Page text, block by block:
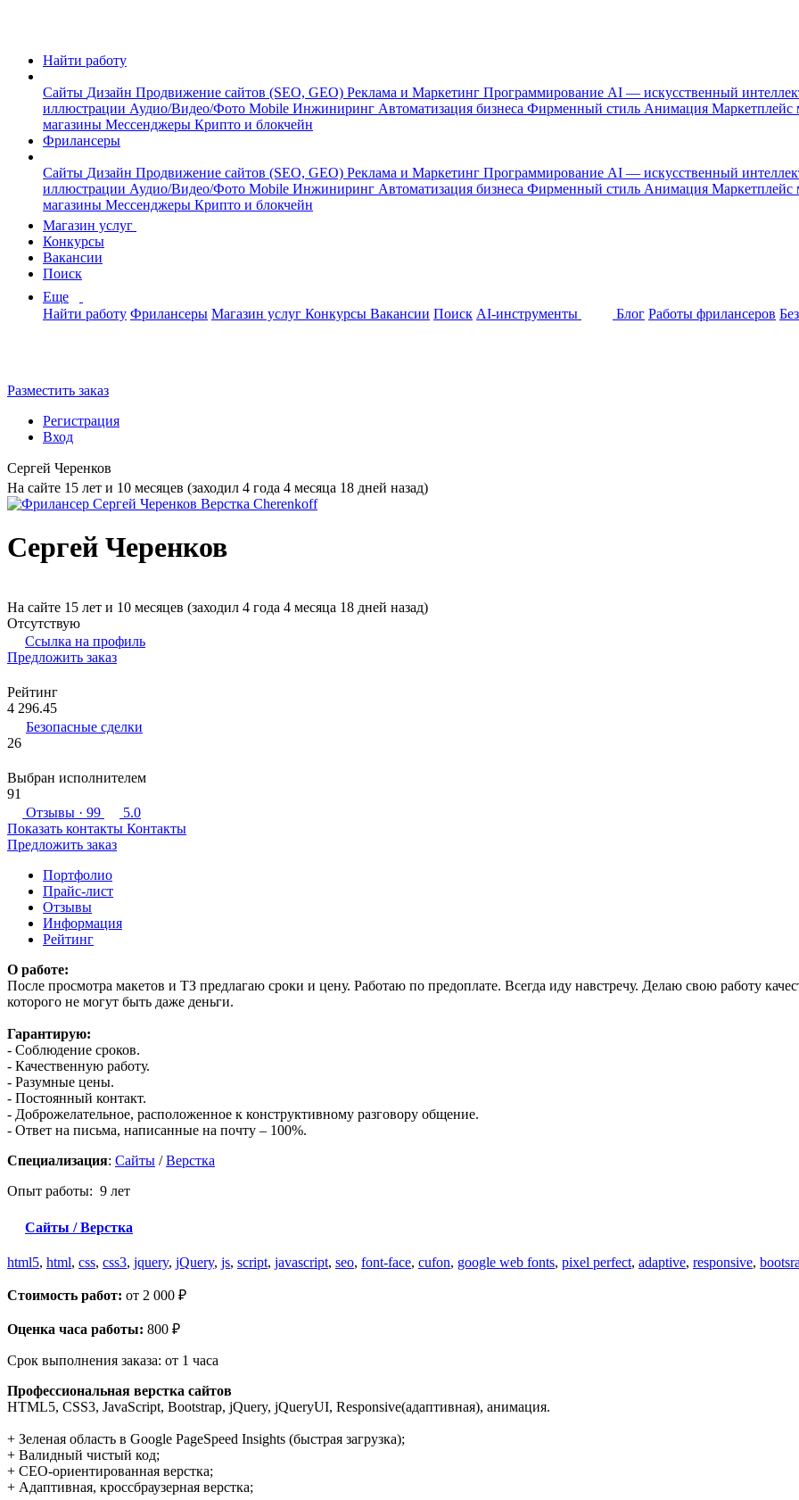
Найти работу
Сайты Дизайн Продвижение сайтов (SEO, GEO) Реклама и Маркетинг Программирование AI — искусственный
иллюстрации Аудио/Видео/Фото Mobile Инжиниринг Автоматизация бизнеса Фирменный стиль Анимация Маркетплейс
магазины Мессенджеры Крипто и блокчейн
Фрилансеры
Сайты Дизайн Продвижение сайтов (SEO, GEO) Реклама и Маркетинг Программирование AI — искусственный
иллюстрации Аудио/Видео/Фото Mobile Инжиниринг Автоматизация бизнеса Фирменный стиль Анимация Маркетплейс
магазины Мессенджеры Крипто и блокчейн
Магазин услуг
Конкурсы
Вакансии
Поиск
Еще
Найти работу Фрилансеры Магазин услуг Конкурсы Вакансии Поиск AI-инструменты Блог Работы фрилансеров
Разместить заказ
Регистрация
Вход
Сергей Черенков
На сайте 15 лет и 10 месяцев (заходил 4 года 4 месяца 18 дней назад)
Сергей Черенков
На сайте 15 лет и 10 месяцев (заходил 4 года 4 месяца 18 дней назад)
Отсутствую
Ссылка на профиль
Предложить заказ
Рейтинг
4 296.45
Безопасные сделки
26
Выбран исполнителем
91
Отзывы · 99
5.0
Показать контакты Контакты
Предложить заказ
Портфолио
Прайс-лист
Отзывы
Информация
Рейтинг
О работе:
После просмотра макетов и ТЗ предлагаю сроки и цену. Работаю по предоплате. Всегда иду навстречу. Делаю свою работу
которого не могут быть даже деньги.
Гарантирую:
- Соблюдение сроков.
- Качественную работу.
- Разумные цены.
- Постоянный контакт.
- Доброжелательное, расположенное к конструктивному разговору общение.
- Ответ на письма, написанные на почту – 100%.
Специализация: Сайты /Верстка
Опыт работы: 9 лет
Сайты / Верстка
html5, html, css, css3, jquery, jQuery, js, script, javascript, seo, font-face, cufon, google web fonts, pixel perfect, adaptive, responsive,
Стоимость работ: от 2 000 ₽
Оценка часа работы: 800 ₽
Срок выполнения заказа: от 1 часа
Профессиональная верстка сайтов
HTML5, CSS3, JavaScript, Bootstrap, jQuery, jQueryUI, Responsive(адаптивная), анимация.
+ Зеленая область в Google PageSpeed Insights (быстрая загрузка);
+ Валидный чистый код;
+ СЕО-ориентированная верстка;
+ Адаптивная, кроссбраузерная верстка;